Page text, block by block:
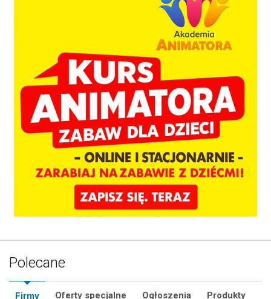
Polecane
Firmy Oferty specjalne Ogłoszenia Produkty